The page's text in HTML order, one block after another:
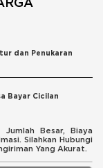
dan Penukaran
Bayar Cicilan
Besar, Biaya
Silahkan Hubungi
Yang Akurat.